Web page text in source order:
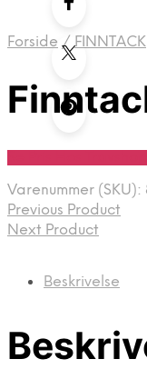
Forside / FINNTACK
Varenummer (SKU):
Previous Product
Next Product
Beskrivelse